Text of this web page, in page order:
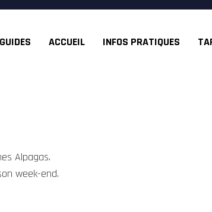
ACCUEIL INFOS PRATIQUES
Alpagas.
week-end.